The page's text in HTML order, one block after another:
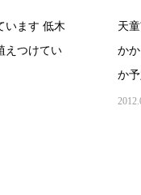
います 低木
えつけてい
天
か
か